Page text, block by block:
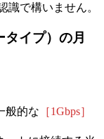
識で構いません。
イプ）の月
般的な ［1Gbps］